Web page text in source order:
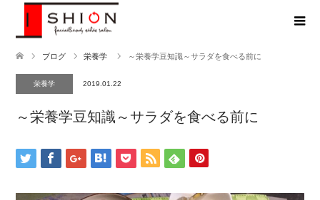
ブログ 栄養学 ～栄養学豆知識～サラダを食べる前に
栄養学 2019.01.22
～栄養学豆知識～サラダを食べる前に